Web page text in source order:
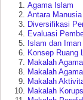
Agama Islam
Antara
Diversifikasi
Evaluasi
Islam dan Iman
Konsep Ruang
Makalah
Makalah
Makalah
Makalah